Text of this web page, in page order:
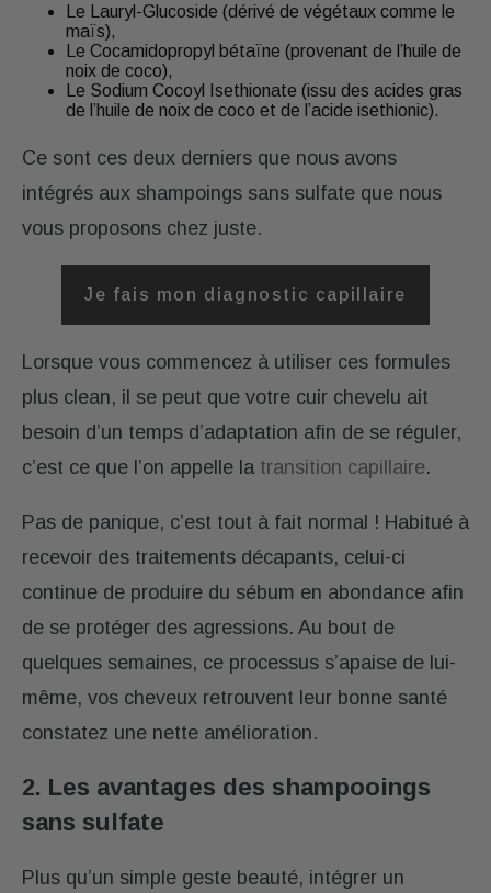
Le Lauryl-Glucoside (dérivé de végétaux comme le
maïs),
Le Cocamidopropyl bétaïne (provenant de l’huile de
noix de coco),
Le Sodium Cocoyl Isethionate (issu des acides gras
de l’huile de noix de coco et de l’acide isethionic).
Ce sont ces deux derniers que nous avons
intégrés aux shampoings sans sulfate que nous
vous proposons chez juste.
Je fais mon diagnostic capillaire
Lorsque vous commencez à utiliser ces formules
plus clean, il se peut que votre cuir chevelu ait
besoin d’un temps d’adaptation afin de se réguler,
c’est ce que l’on appelle la transition capillaire.
Pas de panique, c’est tout à fait normal ! Habitué à
recevoir des traitements décapants, celui-ci
continue de produire du sébum en abondance afin
de se protéger des agressions. Au bout de
quelques semaines, ce processus s’apaise de lui-
même, vos cheveux retrouvent leur bonne santé
constatez une nette amélioration.
2. Les avantages des shampooings
sans sulfate
Plus qu’un simple geste beauté, intégrer un